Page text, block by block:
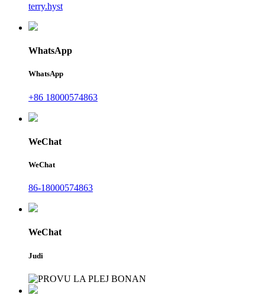
terry.hyst
WhatsApp
WhatsApp
+86 18000574863
WeChat
WeChat
86-18000574863
WeChat
Judi